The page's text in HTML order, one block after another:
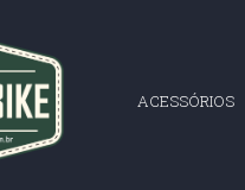
ACESSÓRIOS